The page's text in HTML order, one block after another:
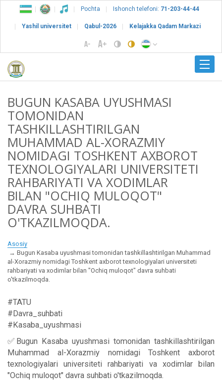
Pochta Ishonch telefoni: 71-203-44-44
Yashil universitet Qabul-2026 Kelajakka Qadam Markazi
BUGUN KASABA UYUSHMASI
TOMONIDAN
TASHKILLASHTIRILGAN
MUHAMMAD AL-XORAZMIY
NOMIDAGI TOSHKENT AXBOROT
TEXNOLOGIYALARI UNIVERSITETI
RAHBARIYATI VA XODIMLAR
BILAN "OCHIQ MULOQOT"
DAVRA SUHBATI
O'TKAZILMOQDA.
Asosiy
Bugun Kasaba uyushmasi tomonidan tashkillashtirilgan Muhammad
al-Xorazmiy nomidagi Toshkent axborot texnologiyalari universiteti
rahbariyati va xodimlar bilan "Ochiq muloqot" davra suhbati
o'tkazilmoqda.
#TATU
#Davra_suhbati
#Kasaba_uyushmasi
✅Bugun Kasaba uyushmasi tomonidan tashkillashtirilgan
Muhammad al-Xorazmiy nomidagi Toshkent axborot
texnologiyalari universiteti rahbariyati va xodimlar bilan
"Ochiq muloqot" davra suhbati o'tkazilmoqda.